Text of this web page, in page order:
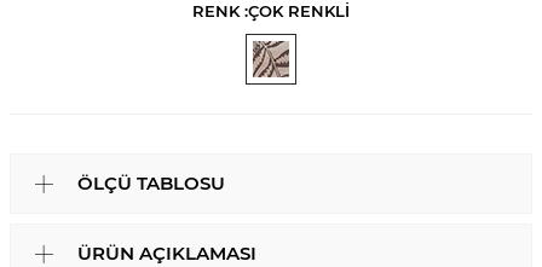
RENK :ÇOK RENKLİ
ÖLÇÜ TABLOSU
ÜRÜN AÇIKLAMASI